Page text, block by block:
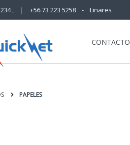
, | +56 73 223 5258 - Linares
CONTACTO
PAPELES